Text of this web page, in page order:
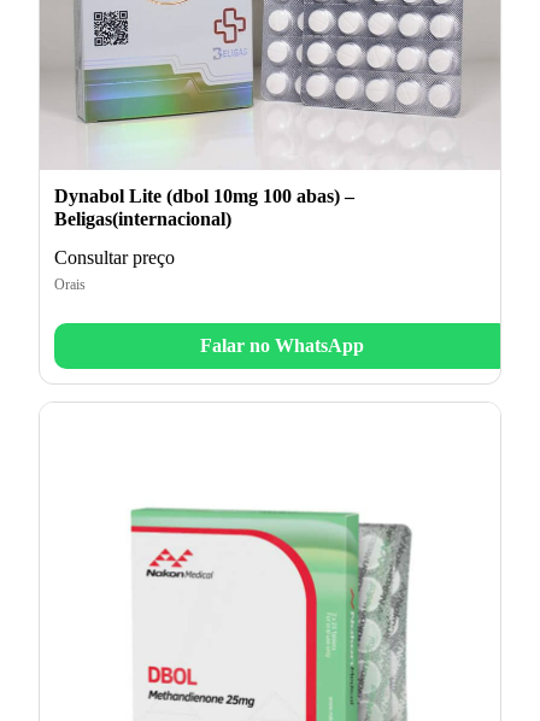
Dynabol Lite (dbol 10mg 100 abas) –
Beligas(internacional)
Consultar preço
Orais
Falar no WhatsApp